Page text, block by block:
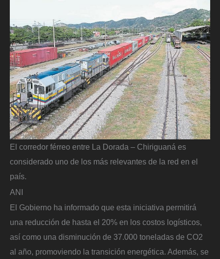
El corredor férreo entre La Dorada – Chiriguaná es
considerado uno de los más relevantes de la red en el
país.
ANI
El Gobierno ha informado que esta iniciativa permitirá
una reducción de hasta el 20% en los costos logísticos,
así como una disminución de 37.000 toneladas de CO2
al año, promoviendo la transición energética. Además, se